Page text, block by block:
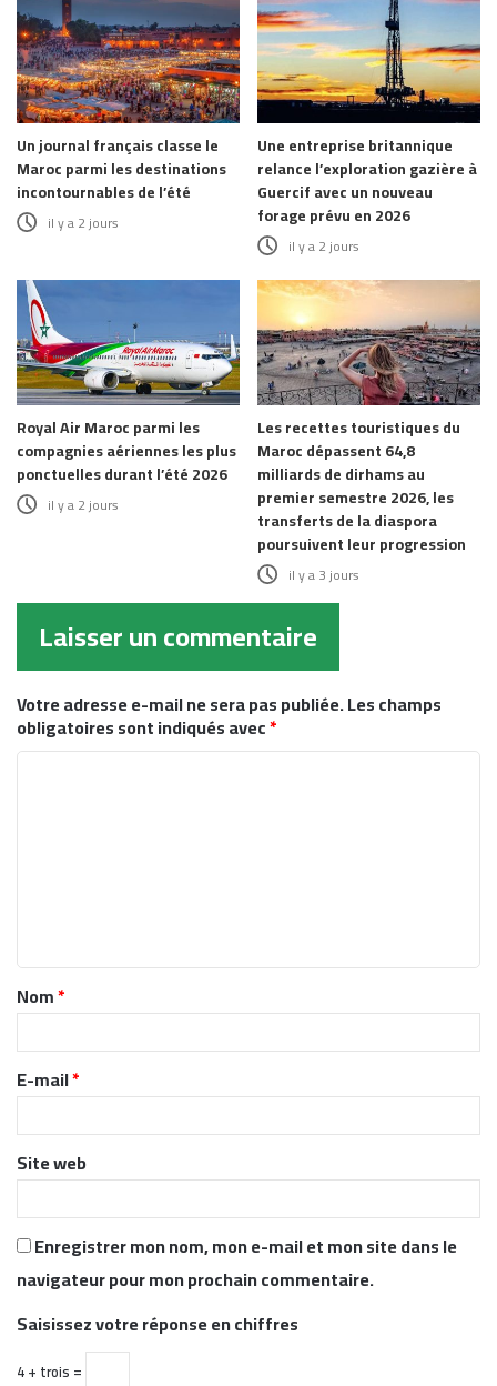
Un journal français classe le
Maroc parmi les destinations
incontournables de l’été
il y a 2 jours
Une entreprise britannique
relance l’exploration gazière à
Guercif avec un nouveau
forage prévu en 2026
il y a 2 jours
Royal Air Maroc parmi les
compagnies aériennes les plus
ponctuelles durant l’été 2026
il y a 2 jours
Les recettes touristiques du
Maroc dépassent 64,8
milliards de dirhams au
premier semestre 2026, les
transferts de la diaspora
poursuivent leur progression
il y a 3 jours
Laisser un commentaire
Votre adresse e-mail ne sera pas publiée.Les champs
obligatoires sont indiqués avec*
t
a
r
e
*
Nom*
E-mail*
Site web
Enregistrer mon nom, mon e-mail et mon site dans le
navigateur pour mon prochain commentaire.
Saisissez votre réponse en chiffres
4 + trois =